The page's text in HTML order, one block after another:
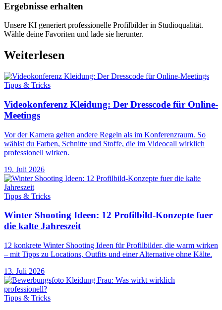
Ergebnisse erhalten
Unsere KI generiert professionelle Profilbilder in Studioqualität.
Wähle deine Favoriten und lade sie herunter.
Weiterlesen
Tipps & Tricks
Videokonferenz Kleidung: Der Dresscode für Online-
Meetings
Vor der Kamera gelten andere Regeln als im Konferenzraum. So
wählst du Farben, Schnitte und Stoffe, die im Videocall wirklich
professionell wirken.
19. Juli 2026
Tipps & Tricks
Winter Shooting Ideen: 12 Profilbild-Konzepte fuer
die kalte Jahreszeit
12 konkrete Winter Shooting Ideen für Profilbilder, die warm wirken
– mit Tipps zu Locations, Outfits und einer Alternative ohne Kälte.
13. Juli 2026
Tipps & Tricks